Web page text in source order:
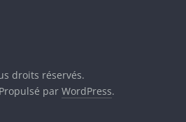
droits réservés.
par WordPress.